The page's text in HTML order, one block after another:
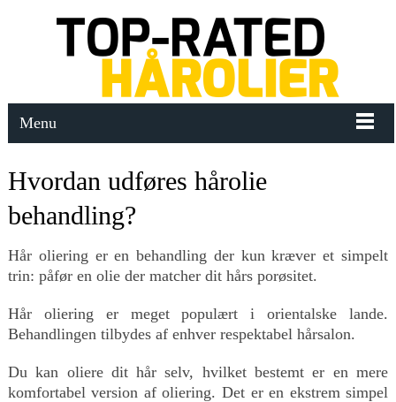
Menu
Hvordan udføres hårolie
behandling?
Hår oliering er en behandling der kun kræver et simpelt
trin: påfør en olie der matcher dit hårs porøsitet.
Hår oliering er meget populært i orientalske lande.
Behandlingen tilbydes af enhver respektabel hårsalon.
Du kan oliere dit hår selv, hvilket bestemt er en mere
komfortabel version af oliering. Det er en ekstrem simpel